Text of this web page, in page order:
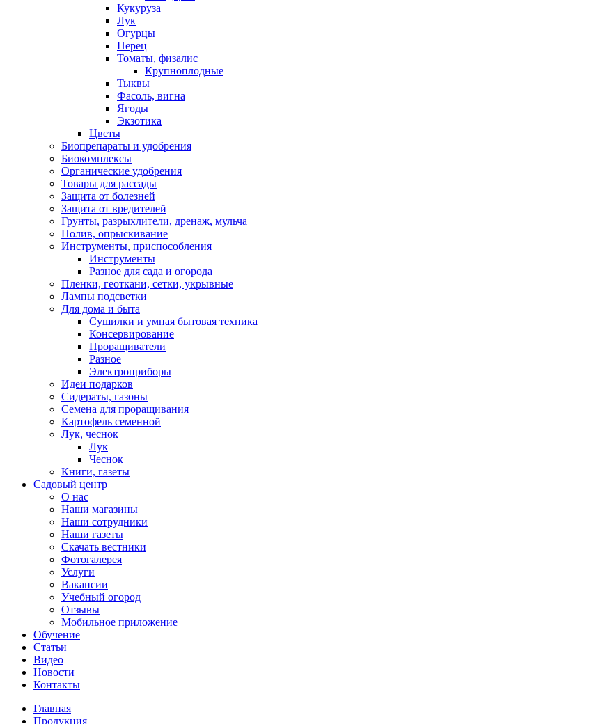
Кукуруза
Лук
Огурцы
Перец
Томаты, физалис
Крупноплодные
Тыквы
Фасоль, вигна
Ягоды
Экзотика
Цветы
Биопрепараты и удобрения
Биокомплексы
Органические удобрения
Товары для рассады
Защита от болезней
Защита от вредителей
Грунты, разрыхлители, дренаж, мульча
Полив, опрыскивание
Инструменты, приспособления
Инструменты
Разное для сада и огорода
Пленки, геоткани, сетки, укрывные
Лампы подсветки
Для дома и быта
Сушилки и умная бытовая техника
Консервирование
Проращиватели
Разное
Электроприборы
Идеи подарков
Сидераты, газоны
Семена для проращивания
Картофель семенной
Лук, чеснок
Лук
Чеснок
Книги, газеты
Садовый центр
О нас
Наши магазины
Наши сотрудники
Наши газеты
Скачать вестники
Фотогалерея
Услуги
Вакансии
Учебный огород
Отзывы
Мобильное приложение
Обучение
Статьи
Видео
Новости
Контакты
Главная
Продукция